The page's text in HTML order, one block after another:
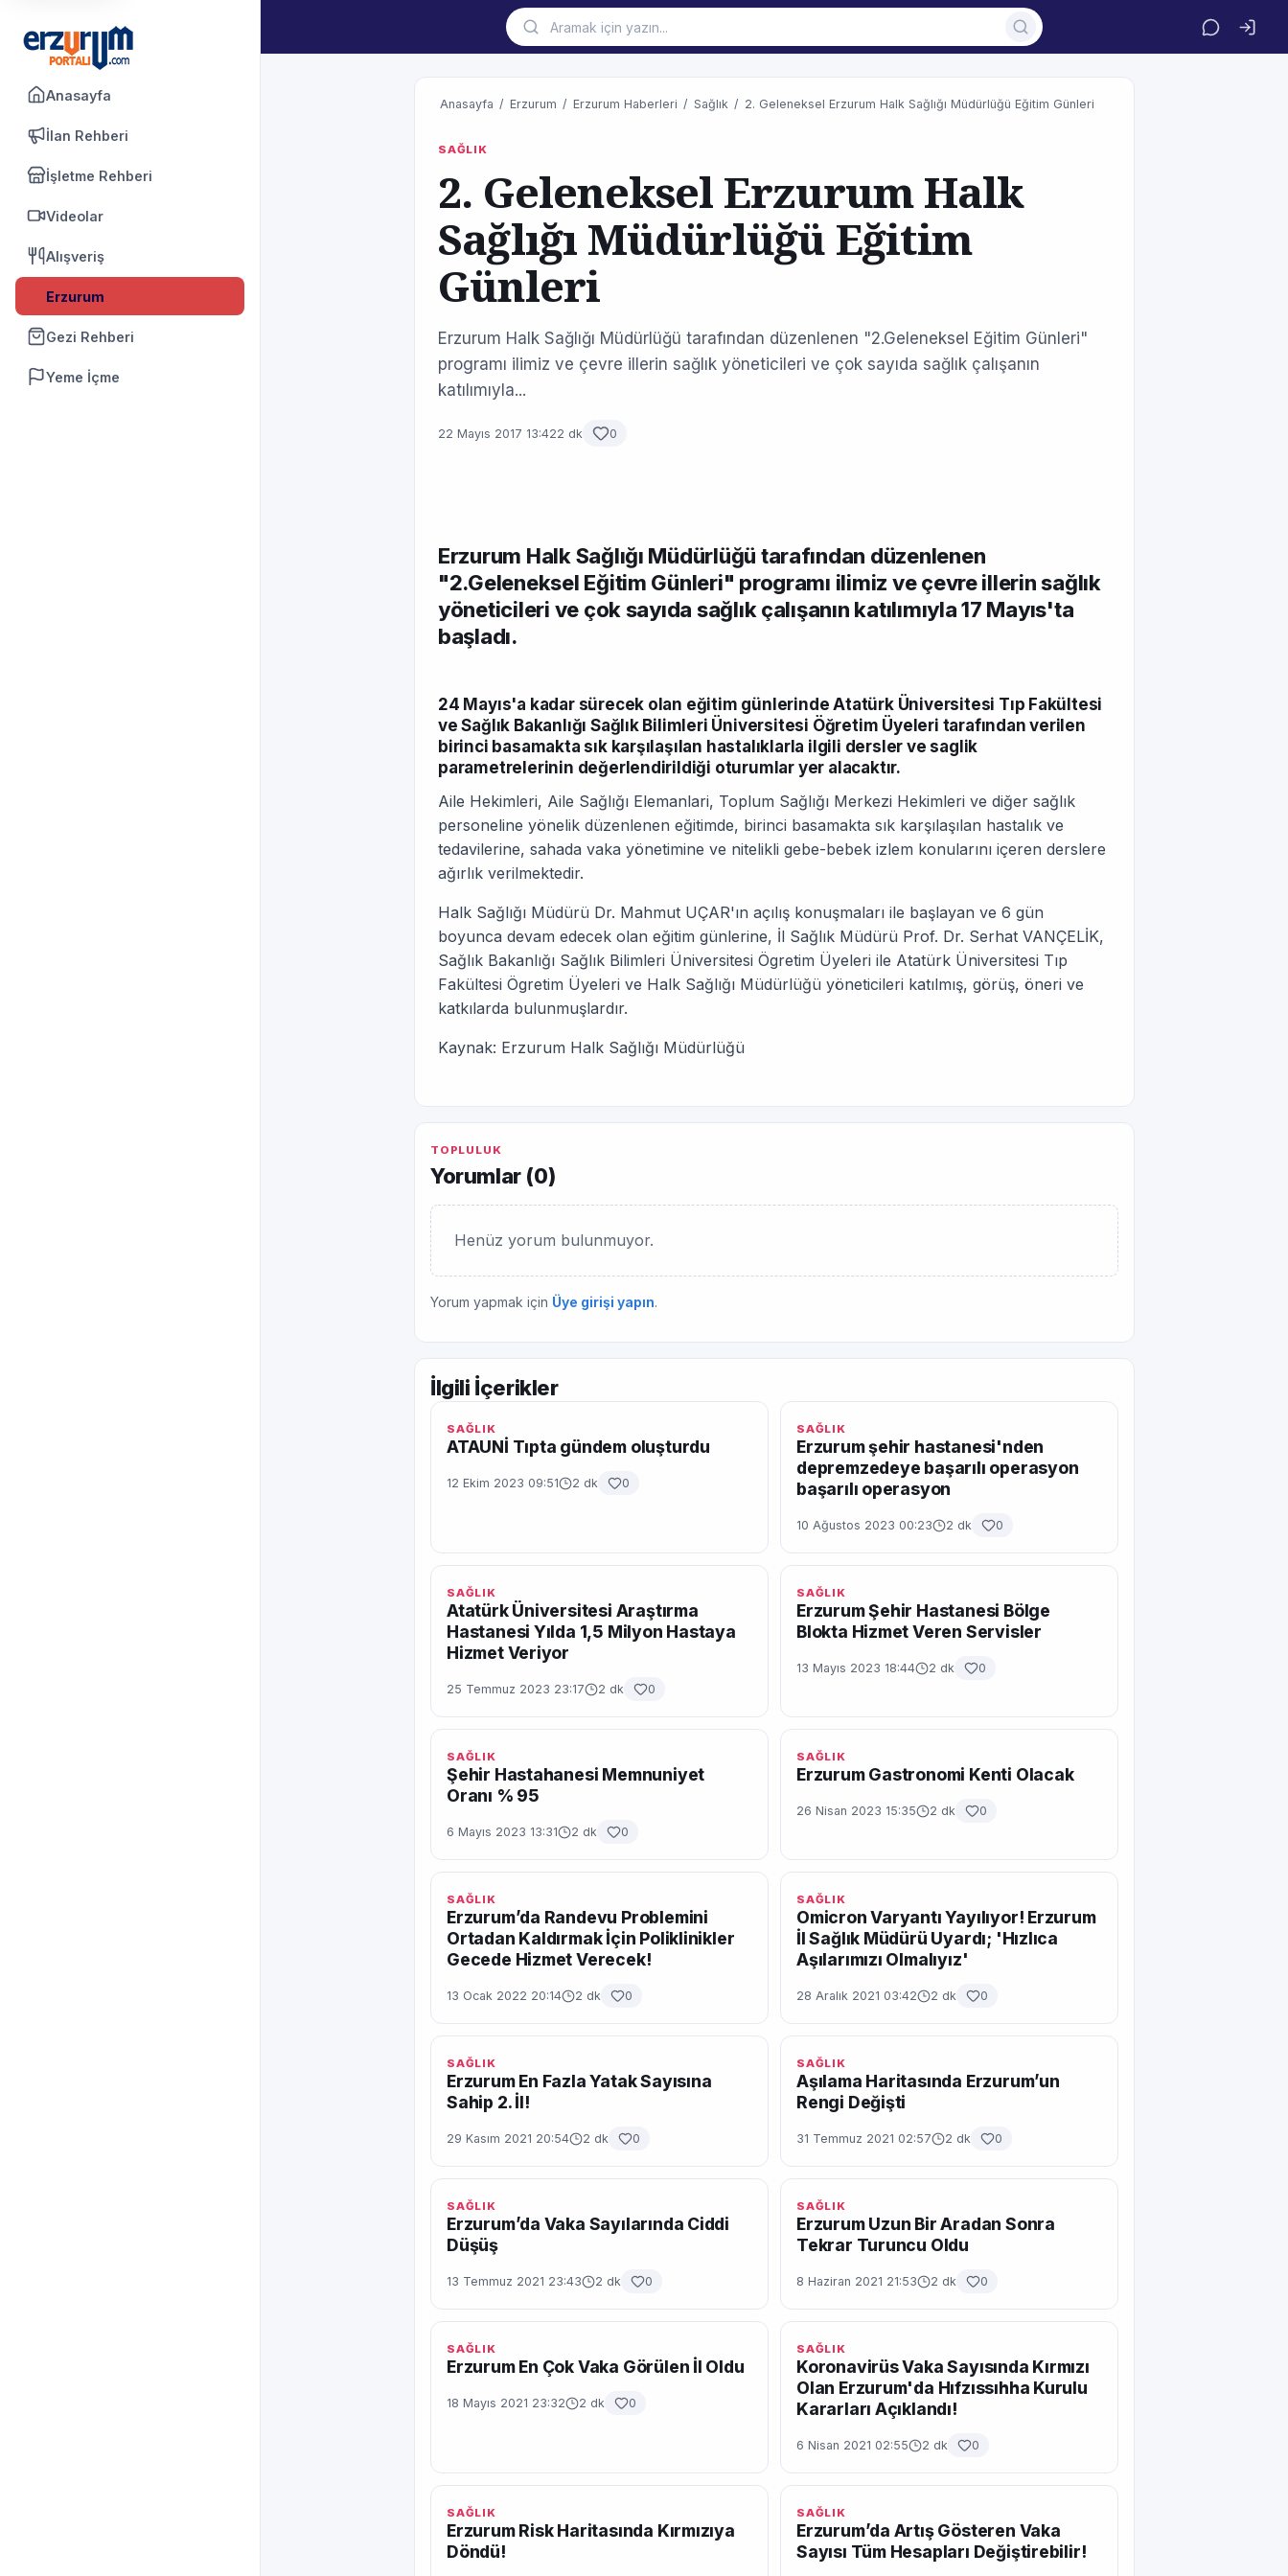
Anasayfa
İlan Rehberi
İşletme Rehberi
Videolar
Alışveriş
Erzurum
Gezi Rehberi
Yeme İçme
Anasayfa / Erzurum / Erzurum Haberleri / Sağlık / 2. Geleneksel Erzurum Halk Sağlığı Müdürlüğü Eğitim Günleri
SAĞLIK
2. Geleneksel Erzurum Halk
Sağlığı Müdürlüğü Eğitim
Günleri
Erzurum Halk Sağlığı Müdürlüğü tarafından düzenlenen "2.Geleneksel Eğitim Günleri"
programı ilimiz ve çevre illerin sağlık yöneticileri ve çok sayıda sağlık çalışanın
katılımıyla...
22 Mayıs 2017 13:422 dk 0
Erzurum Halk Sağlığı Müdürlüğü tarafından düzenlenen
"2.Geleneksel Eğitim Günleri" programı ilimiz ve çevre illerin sağlık
yöneticileri ve çok sayıda sağlık çalışanın katılımıyla 17 Mayıs'ta
başladı.
24 Mayıs'a kadar sürecek olan eğitim günlerinde Atatürk Üniversitesi Tıp Fakültesi
ve Sağlık Bakanlığı Sağlık Bilimleri Üniversitesi Öğretim Üyeleri tarafından verilen
birinci basamakta sık karşılaşılan hastalıklarla ilgili dersler ve saglik
parametrelerinin değerlendirildiği oturumlar yer alacaktır.
Aile Hekimleri, Aile Sağlığı Elemanlari, Toplum Sağlığı Merkezi Hekimleri ve diğer sağlık
personeline yönelik düzenlenen eğitimde, birinci basamakta sık karşılaşılan hastalık ve
tedavilerine, sahada vaka yönetimine ve nitelikli gebe-bebek izlem konularını içeren derslere
ağırlık verilmektedir.
Halk Sağlığı Müdürü Dr. Mahmut UÇAR'ın açılış konuşmaları ile başlayan ve 6 gün
boyunca devam edecek olan eğitim günlerine, İl Sağlık Müdürü Prof. Dr. Serhat VANÇELİK,
Sağlık Bakanlığı Sağlık Bilimleri Üniversitesi Ögretim Üyeleri ile Atatürk Üniversitesi Tıp
Fakültesi Ögretim Üyeleri ve Halk Sağlığı Müdürlüğü yöneticileri katılmış, görüş, öneri ve
katkılarda bulunmuşlardır.
Kaynak: Erzurum Halk Sağlığı Müdürlüğü
TOPLULUK
Yorumlar (0)
Henüz yorum bulunmuyor.
Yorum yapmak için Üye girişi yapın.
İlgili İçerikler
SAĞLIK
ATAUNİ Tıpta gündem oluşturdu
12 Ekim 2023 09:51 2 dk 0
SAĞLIK
Erzurum şehir hastanesi'nden
depremzedeye başarılı operasyon
başarılı operasyon
10 Ağustos 2023 00:23 2 dk 0
SAĞLIK
Atatürk Üniversitesi Araştırma
Hastanesi Yılda 1,5 Milyon Hastaya
Hizmet Veriyor
25 Temmuz 2023 23:17 2 dk 0
SAĞLIK
Erzurum Şehir Hastanesi Bölge
Blokta Hizmet Veren Servisler
13 Mayıs 2023 18:44 2 dk 0
SAĞLIK
Şehir Hastahanesi Memnuniyet
Oranı % 95
6 Mayıs 2023 13:31 2 dk 0
SAĞLIK
Erzurum Gastronomi Kenti Olacak
26 Nisan 2023 15:35 2 dk 0
SAĞLIK
Erzurum’da Randevu Problemini
Ortadan Kaldırmak İçin Poliklinikler
Gecede Hizmet Verecek!
13 Ocak 2022 20:14 2 dk 0
SAĞLIK
Omicron Varyantı Yayılıyor! Erzurum
İl Sağlık Müdürü Uyardı; 'Hızlıca
Aşılarımızı Olmalıyız'
28 Aralık 2021 03:42 2 dk 0
SAĞLIK
Erzurum En Fazla Yatak Sayısına
Sahip 2. İl!
29 Kasım 2021 20:54 2 dk 0
SAĞLIK
Aşılama Haritasında Erzurum’un
Rengi Değişti
31 Temmuz 2021 02:57 2 dk 0
SAĞLIK
Erzurum’da Vaka Sayılarında Ciddi
Düşüş
13 Temmuz 2021 23:43 2 dk 0
SAĞLIK
Erzurum Uzun Bir Aradan Sonra
Tekrar Turuncu Oldu
8 Haziran 2021 21:53 2 dk 0
SAĞLIK
Erzurum En Çok Vaka Görülen İl Oldu
18 Mayıs 2021 23:32 2 dk 0
SAĞLIK
Koronavirüs Vaka Sayısında Kırmızı
Olan Erzurum'da Hıfzıssıhha Kurulu
Kararları Açıklandı!
6 Nisan 2021 02:55 2 dk 0
SAĞLIK
Erzurum Risk Haritasında Kırmızıya
Döndü!
SAĞLIK
Erzurum’da Artış Gösteren Vaka
Sayısı Tüm Hesapları Değiştirebilir!